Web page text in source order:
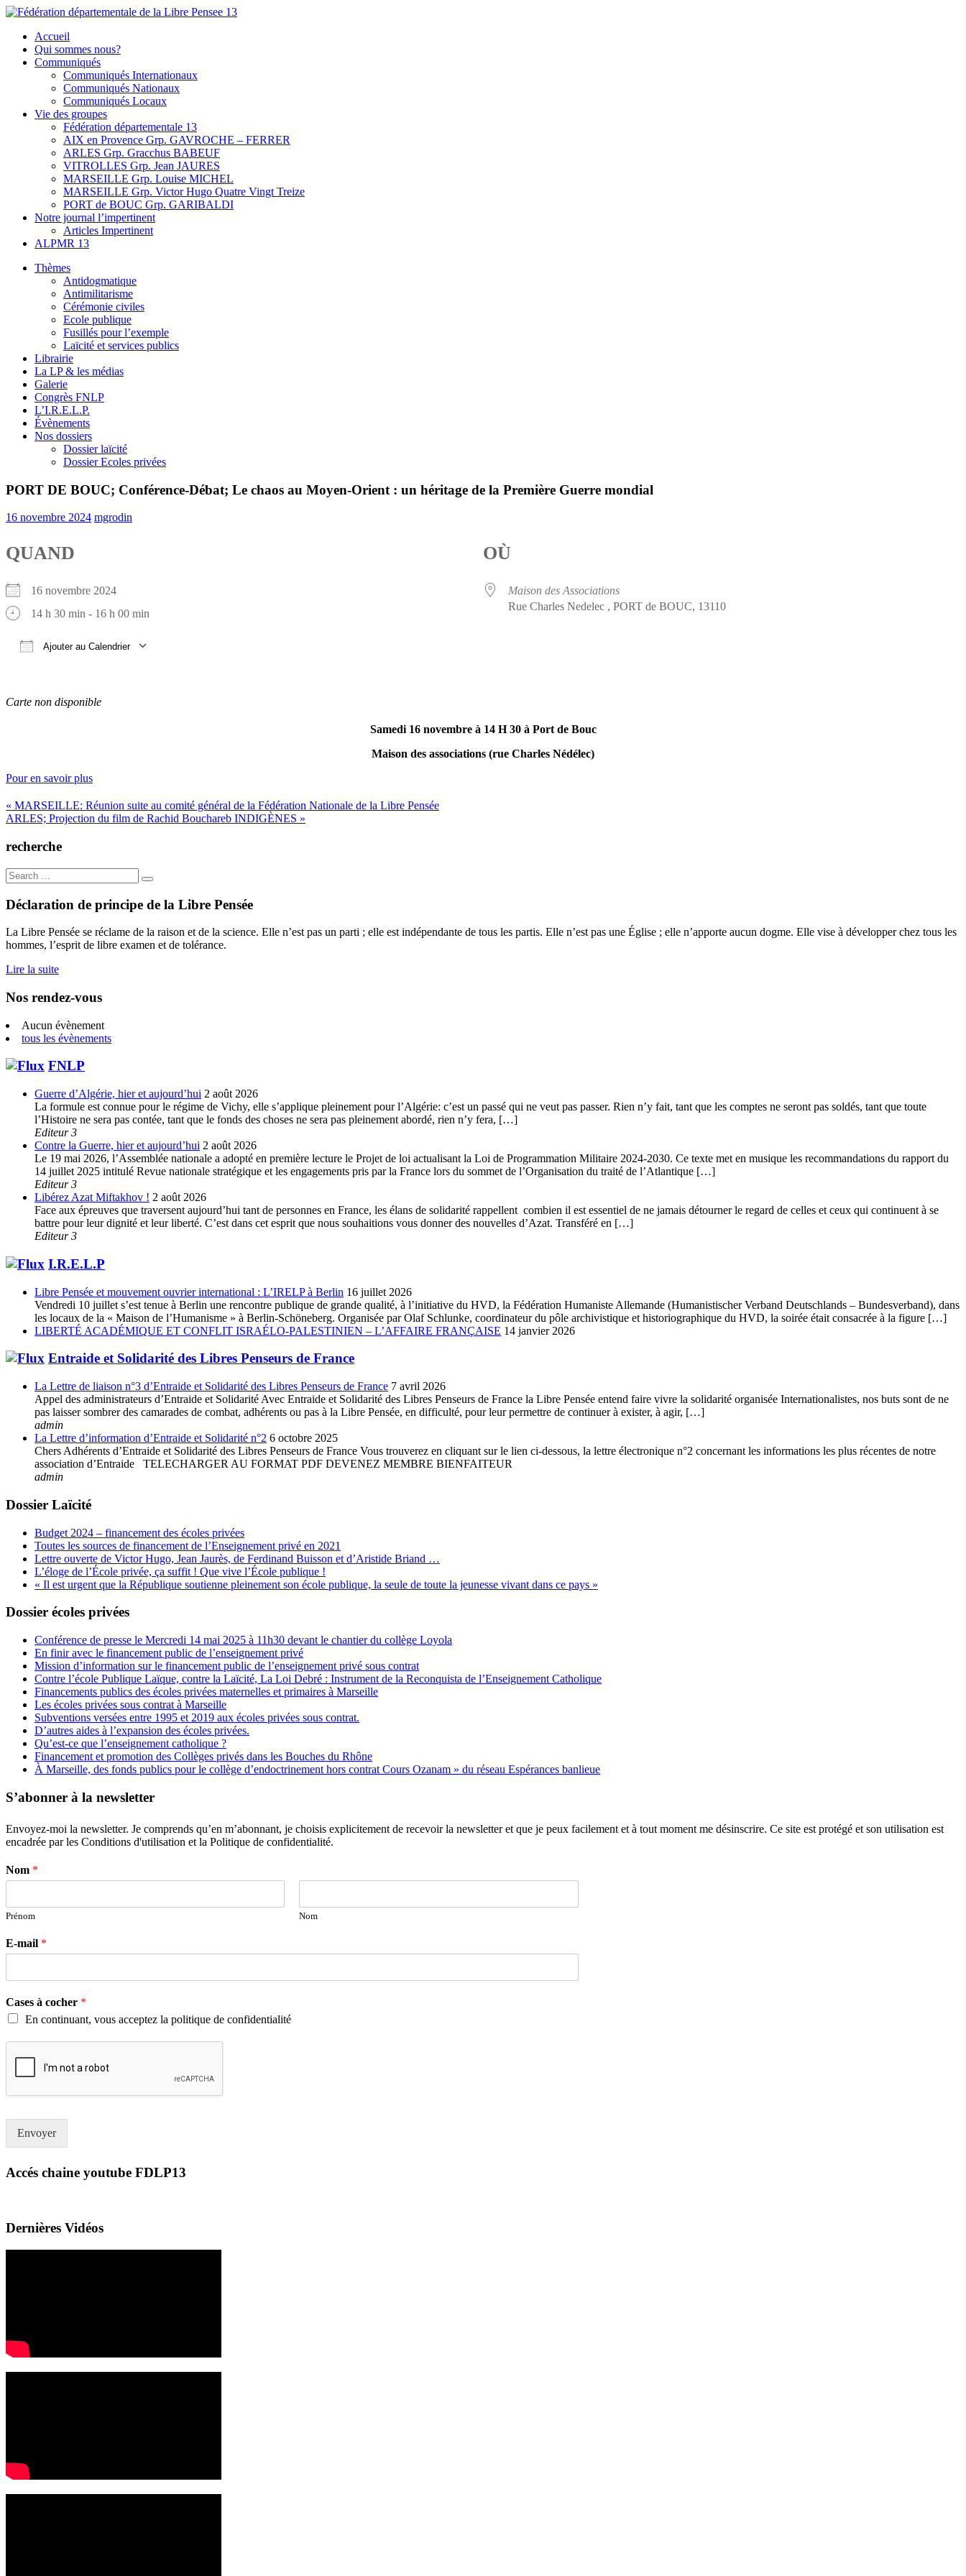
Skip
content
Fédération départementale de la Libre Pensee 13
Membre de la fédération Nationale de la Libre Pensée ni dieu ni maitre
Accueil
Qui sommes nous?
Communiqués
Communiqués Internationaux
Communiqués Nationaux
Communiqués Locaux
Vie des groupes
Fédération départementale 13
AIX en Provence Grp. GAVROCHE – FERRER
ARLES Grp. Gracchus BABEUF
VITROLLES Grp. Jean JAURES
MARSEILLE Grp. Louise MICHEL
MARSEILLE Grp. Victor Hugo Quatre Vingt Treize
PORT de BOUC Grp. GARIBALDI
Notre journal l’impertinent
Articles Impertinent
ALPMR 13
Thèmes
Antidogmatique
Antimilitarisme
Cérémonie civiles
Ecole publique
Fusillés pour l’exemple
Laïcité et services publics
Librairie
La LP & les médias
Galerie
Congrès FNLP
L’I.R.E.L.P.
Évènements
Nos dossiers
Dossier laïcité
Dossier Ecoles privées
PORT DE BOUC; Conférence-Débat; Le chaos au Moyen-Orient : un héritage de la Première Guerre mondial
16 novembre 2024 mgrodin
QUAND
16 novembre 2024
14 h 30 min - 16 h 00 min
Ajouter au Calendrier
OÙ
Maison des Associations
Rue Charles Nedelec , PORT de BOUC, 13110
Carte non disponible
Samedi 16 novembre à 14 H 30 à Port de Bouc
Maison des associations (rue Charles Nédélec)
Pour en savoir plus
Navigation
de
l’article
« MARSEILLE: Réunion suite au comité général de la Fédération Nationale de la Libre Pensée
ARLES; Projection du film de Rachid Bouchareb INDIGÈNES »
recherche
Search
for:
Déclaration de principe de la Libre Pensée
La Libre Pensée se réclame de la raison et de la science. Elle n’est pas un parti ; elle est indépendante de tous les partis. Elle n’est pas une Église ; elle n’apporte aucun dogme. Elle vise à développer chez tous les
hommes, l’esprit de libre examen et de tolérance.
Lire la suite
Nos rendez-vous
Aucun évènement
tous les évènements
FNLP
Guerre d’Algérie, hier et aujourd’hui 2 août 2026
La formule est connue pour le régime de Vichy, elle s’applique pleinement pour l’Algérie: c’est un passé qui ne veut pas passer. Rien n’y fait, tant que les comptes ne seront pas soldés, tant que toute
l’Histoire ne sera pas contée, tant que le fonds des choses ne sera pas pleinement abordé, rien n’y fera, […]
Editeur 3
Contre la Guerre, hier et aujourd’hui 2 août 2026
Le 19 mai 2026, l’Assemblée nationale a adopté en première lecture le Projet de loi actualisant la Loi de Programmation Militaire 2024-2030. Ce texte met en musique les recommandations du rapport du
14 juillet 2025 intitulé Revue nationale stratégique et les engagements pris par la France lors du sommet de l’Organisation du traité de l’Atlantique […]
Editeur 3
Libérez Azat Miftakhov ! 2 août 2026
Face aux épreuves que traversent aujourd’hui tant de personnes en France, les élans de solidarité rappellent combien il est essentiel de ne jamais détourner le regard de celles et ceux qui continuent à se
battre pour leur dignité et leur liberté. C’est dans cet esprit que nous souhaitions vous donner des nouvelles d’Azat. Transféré en […]
Editeur 3
I.R.E.L.P
Libre Pensée et mouvement ouvrier international : L’IRELP à Berlin 16 juillet 2026
Vendredi 10 juillet s’est tenue à Berlin une rencontre publique de grande qualité, à l’initiative du HVD, la Fédération Humaniste Allemande (Humanistischer Verband Deutschlands – Bundesverband), dans
les locaux de la « Maison de l’Humanisme » à Berlin-Schöneberg. Organisée par Olaf Schlunke, coordinateur du pôle archivistique et historiographique du HVD, la soirée était consacrée à la figure […]
LIBERTÉ ACADÉMIQUE ET CONFLIT ISRAÉLO-PALESTINIEN – L’AFFAIRE FRANÇAISE 14 janvier 2026
Entraide et Solidarité des Libres Penseurs de France
La Lettre de liaison n°3 d’Entraide et Solidarité des Libres Penseurs de France 7 avril 2026
Appel des administrateurs d’Entraide et Solidarité Avec Entraide et Solidarité des Libres Penseurs de France la Libre Pensée entend faire vivre la solidarité organisée Internationalistes, nos buts sont de ne
pas laisser sombrer des camarades de combat, adhérents ou pas à la Libre Pensée, en difficulté, pour leur permettre de continuer à exister, à agir, […]
admin
La Lettre d’information d’Entraide et Solidarité n°2 6 octobre 2025
Chers Adhérents d’Entraide et Solidarité des Libres Penseurs de France Vous trouverez en cliquant sur le lien ci-dessous, la lettre électronique n°2 concernant les informations les plus récentes de notre
association d’Entraide TELECHARGER AU FORMAT PDF DEVENEZ MEMBRE BIENFAITEUR
admin
Dossier Laïcité
Budget 2024 – financement des écoles privées
Toutes les sources de financement de l’Enseignement privé en 2021
Lettre ouverte de Victor Hugo, Jean Jaurès, de Ferdinand Buisson et d’Aristide Briand …
L’éloge de l’École privée, ça suffit ! Que vive l’École publique !
« Il est urgent que la République soutienne pleinement son école publique, la seule de toute la jeunesse vivant dans ce pays »
Dossier écoles privées
Conférence de presse le Mercredi 14 mai 2025 à 11h30 devant le chantier du collège Loyola
En finir avec le financement public de l’enseignement privé
Mission d’information sur le financement public de l’enseignement privé sous contrat
Contre l’école Publique Laïque, contre la Laïcité, La Loi Debré : Instrument de la Reconquista de l’Enseignement Catholique
Financements publics des écoles privées maternelles et primaires à Marseille
Les écoles privées sous contrat à Marseille
Subventions versées entre 1995 et 2019 aux écoles privées sous contrat.
D’autres aides à l’expansion des écoles privées.
Qu’est-ce que l’enseignement catholique ?
Financement et promotion des Collèges privés dans les Bouches du Rhône
À Marseille, des fonds publics pour le collège d’endoctrinement hors contrat Cours Ozanam » du réseau Espérances banlieue
S’abonner à la newsletter
Envoyez-moi la newsletter. Je comprends qu’en m’abonnant, je choisis explicitement de recevoir la newsletter et que je peux facilement et à tout moment me désinscrire. Ce site est protégé et son utilisation est
encadrée par les Conditions d'utilisation et la Politique de confidentialité.
Nom *
Prénom Nom
E-mail *
Cases à cocher *
En continuant, vous acceptez la politique de confidentialité
Envoyer
Accés chaine youtube FDLP13
Dernières Vidéos